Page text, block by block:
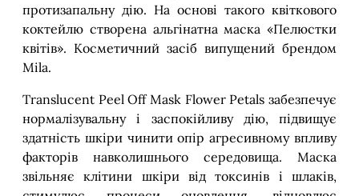
протизапальну дію. На основі такого квіткового
коктейлю створена альгінатна маска «Пелюстки
квітів». Косметичний засіб випущений брендом
Mila.
Translucent Peel Off Mask Flower Petals забезпечує
нормалізувальну і заспокійливу дію, підвищує
здатність шкіри чинити опір агресивному впливу
факторів навколишнього середовища. Маска
звільняє клітини шкіри від токсинів і шлаків,